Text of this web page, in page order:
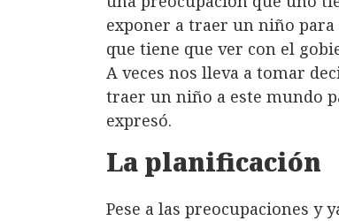
exponer a traer un niño para
que tiene que ver con el
A veces nos lleva a tomar
traer un niño a este mundo
expresó.
La planificación
Pese a las preocupaciones y